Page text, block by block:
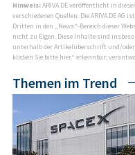
Hinweis:ARIVA.DE veröffentlicht in
verschiedenen Quellen. Die ARIVA.DE
Dritten in den „News“-Bereich dieser
nicht zu Eigen. Diese Inhalte sind
unterhalb der Artikelüberschrift und/
klicken Sie bitte hier.“ erkennbar;
Themen im Trend